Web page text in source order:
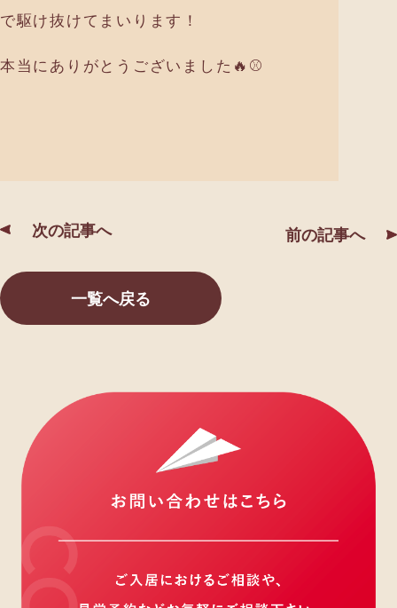
で駆け抜けてまいります！
本当にありがとうございました🔥⚾️
次の記事へ
一覧へ戻る
前の記事へ